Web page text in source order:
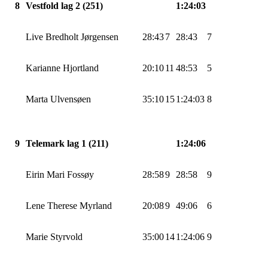
8 Vestfold lag 2 (251) 1:24:03
Live Bredholt Jørgensen 28:437 28:43 7
Karianne Hjortland 20:1011 48:53 5
Marta Ulvensøen 35:10151:24:03 8
9 Telemark lag 1 (211) 1:24:06
Eirin Mari Fossøy 28:589 28:58 9
Lene Therese Myrland 20:089 49:06 6
Marie Styrvold 35:00141:24:06 9